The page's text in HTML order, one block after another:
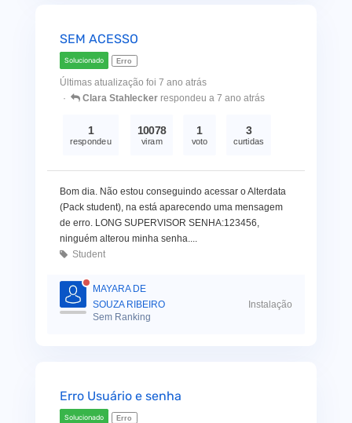
SEM ACESSO
Solucionado Erro
Últimas atualização foi 7 ano atrás
Clara Stahlecker respondeu a 7 ano atrás
1
respondeu
10078
viram
1
voto
3
curtidas
Bom dia. Não estou conseguindo acessar o Alterdata
(Pack student), na está aparecendo uma mensagem
de erro. LONG SUPERVISOR SENHA:123456,
ninguém alterou minha senha....
Student
MAYARA DE
SOUZA RIBEIRO
Sem Ranking
Instalação
Erro Usuário e senha
Solucionado Erro